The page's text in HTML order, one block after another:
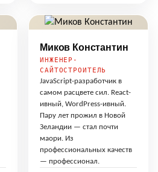
Миков Константин
ИНЖЕНЕР-
САЙТОСТРОИТЕЛЬ
JavaScript-разработчик в
самом расцвете сил. React-
ивный, WordPress-ивный.
Пару лет прожил в Новой
Зеландии — стал почти
маори. Из
профессиональных качеств
— профессионал.